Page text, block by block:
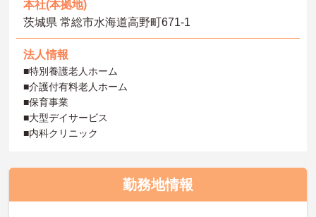
本社(本拠地)
茨城県 常総市水海道高野町671-1
法人情報
■特別養護老人ホーム
■介護付有料老人ホーム
■保育事業
■大型デイサービス
■内科クリニック
勤務地情報